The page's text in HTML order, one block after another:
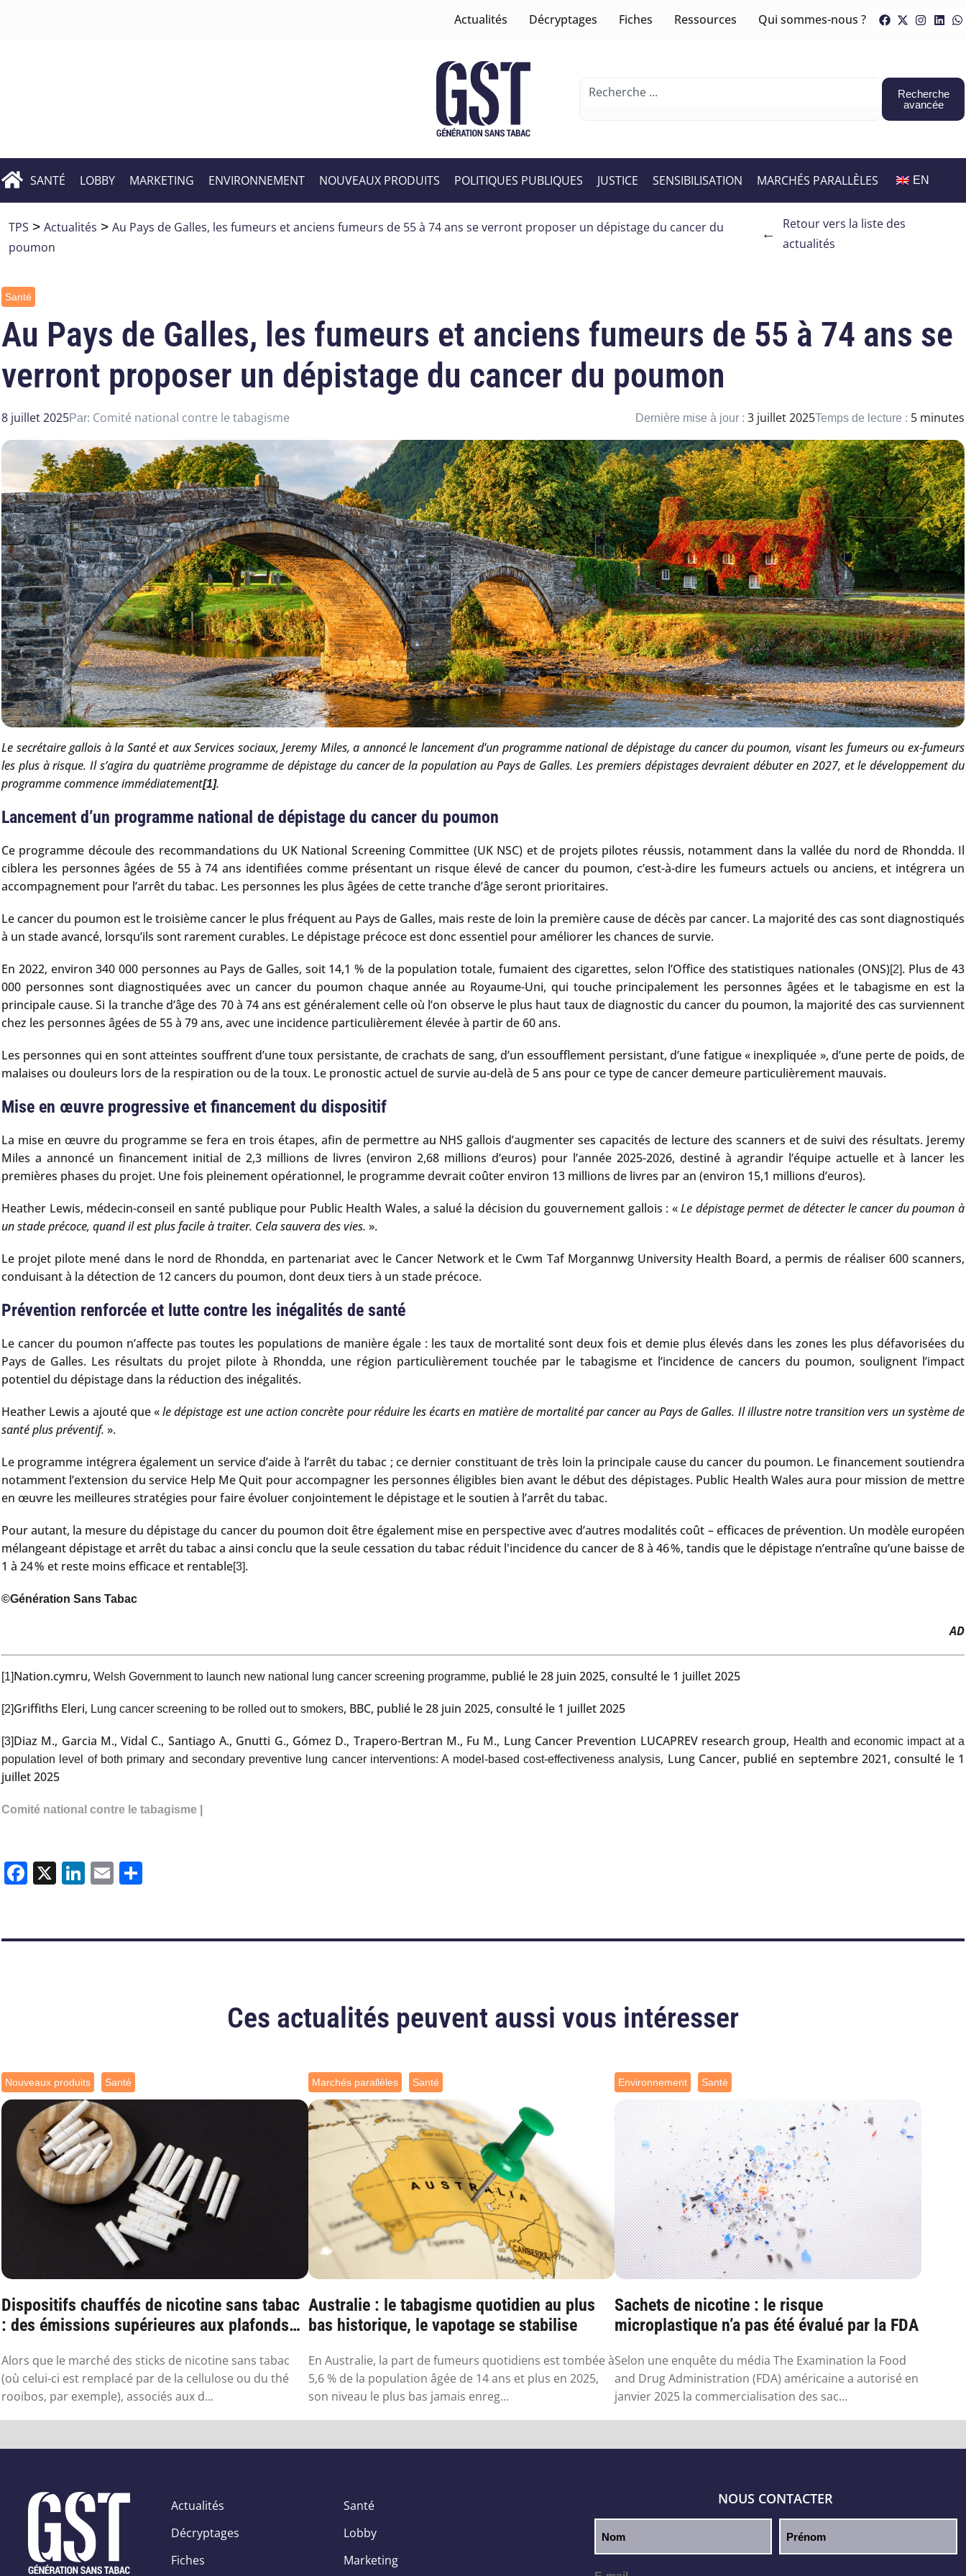
Actualités Décryptages Fiches Ressources Qui sommes-nous ?
Recherche
avancée
SANTÉ LOBBY MARKETING ENVIRONNEMENT NOUVEAUX PRODUITS POLITIQUES PUBLIQUES JUSTICE SENSIBILISATION MARCHÉS PARALLÈLES EN
TPS > Actualités > Au Pays de Galles, les fumeurs et anciens fumeurs de 55 à 74 ans se verront proposer un dépistage du cancer du
poumon
←
Retour vers la liste des
actualités
Santé
Au Pays de Galles, les fumeurs et anciens fumeurs de 55 à 74 ans se
verront proposer un dépistage du cancer du poumon
8 juillet 2025Par: Comité national contre le tabagisme Dernière mise à jour : 3 juillet 2025Temps de lecture : 5 minutes
Le secrétaire gallois à la Santé et aux Services sociaux, Jeremy Miles, a annoncé le lancement d’un programme national de dépistage du cancer du poumon, visant les fumeurs ou ex-fumeurs
les plus à risque. Il s’agira du quatrième programme de dépistage du cancer de la population au Pays de Galles. Les premiers dépistages devraient débuter en 2027, et le développement du
programme commence immédiatement[1].
Lancement d’un programme national de dépistage du cancer du poumon
Ce programme découle des recommandations du UK National Screening Committee (UK NSC) et de projets pilotes réussis, notamment dans la vallée du nord de Rhondda. Il
ciblera les personnes âgées de 55 à 74 ans identifiées comme présentant un risque élevé de cancer du poumon, c’est-à-dire les fumeurs actuels ou anciens, et intégrera un
accompagnement pour l’arrêt du tabac. Les personnes les plus âgées de cette tranche d’âge seront prioritaires.
Le cancer du poumon est le troisième cancer le plus fréquent au Pays de Galles, mais reste de loin la première cause de décès par cancer. La majorité des cas sont diagnostiqués
à un stade avancé, lorsqu’ils sont rarement curables. Le dépistage précoce est donc essentiel pour améliorer les chances de survie.
En 2022, environ 340 000 personnes au Pays de Galles, soit 14,1 % de la population totale, fumaient des cigarettes, selon l’Office des statistiques nationales (ONS)[2]. Plus de 43
000 personnes sont diagnostiquées avec un cancer du poumon chaque année au Royaume-Uni, qui touche principalement les personnes âgées et le tabagisme en est la
principale cause. Si la tranche d’âge des 70 à 74 ans est généralement celle où l’on observe le plus haut taux de diagnostic du cancer du poumon, la majorité des cas surviennent
chez les personnes âgées de 55 à 79 ans, avec une incidence particulièrement élevée à partir de 60 ans.
Les personnes qui en sont atteintes souffrent d’une toux persistante, de crachats de sang, d’un essoufflement persistant, d’une fatigue « inexpliquée », d’une perte de poids, de
malaises ou douleurs lors de la respiration ou de la toux. Le pronostic actuel de survie au-delà de 5 ans pour ce type de cancer demeure particulièrement mauvais.
Mise en œuvre progressive et financement du dispositif
La mise en œuvre du programme se fera en trois étapes, afin de permettre au NHS gallois d’augmenter ses capacités de lecture des scanners et de suivi des résultats. Jeremy
Miles a annoncé un financement initial de 2,3 millions de livres (environ 2,68 millions d’euros) pour l’année 2025-2026, destiné à agrandir l’équipe actuelle et à lancer les
premières phases du projet. Une fois pleinement opérationnel, le programme devrait coûter environ 13 millions de livres par an (environ 15,1 millions d’euros).
Heather Lewis, médecin-conseil en santé publique pour Public Health Wales, a salué la décision du gouvernement gallois : «Le dépistage permet de détecter le cancer du poumon à
un stade précoce, quand il est plus facile à traiter. Cela sauvera des vies. ».
Le projet pilote mené dans le nord de Rhondda, en partenariat avec le Cancer Network et le Cwm Taf Morgannwg University Health Board, a permis de réaliser 600 scanners,
conduisant à la détection de 12 cancers du poumon, dont deux tiers à un stade précoce.
Prévention renforcée et lutte contre les inégalités de santé
Le cancer du poumon n’affecte pas toutes les populations de manière égale : les taux de mortalité sont deux fois et demie plus élevés dans les zones les plus défavorisées du
Pays de Galles. Les résultats du projet pilote à Rhondda, une région particulièrement touchée par le tabagisme et l’incidence de cancers du poumon, soulignent l’impact
potentiel du dépistage dans la réduction des inégalités.
Heather Lewis a ajouté que «le dépistage est une action concrète pour réduire les écarts en matière de mortalité par cancer au Pays de Galles. Il illustre notre transition vers un système de
santé plus préventif. ».
Le programme intégrera également un service d’aide à l’arrêt du tabac ; ce dernier constituant de très loin la principale cause du cancer du poumon. Le financement soutiendra
notamment l’extension du service Help Me Quit pour accompagner les personnes éligibles bien avant le début des dépistages. Public Health Wales aura pour mission de mettre
en œuvre les meilleures stratégies pour faire évoluer conjointement le dépistage et le soutien à l’arrêt du tabac.
Pour autant, la mesure du dépistage du cancer du poumon doit être également mise en perspective avec d’autres modalités coût – efficaces de prévention. Un modèle européen
mélangeant dépistage et arrêt du tabac a ainsi conclu que la seule cessation du tabac réduit l'incidence du cancer de 8 à 46 %, tandis que le dépistage n’entraîne qu’une baisse de
1 à 24 % et reste moins efficace et rentable[3].
©Génération Sans Tabac
AD
[1]Nation.cymru, Welsh Government to launch new national lung cancer screening programme, publié le 28 juin 2025, consulté le 1 juillet 2025
[2]Griffiths Eleri, Lung cancer screening to be rolled out to smokers, BBC, publié le 28 juin 2025, consulté le 1 juillet 2025
[3]Diaz M., Garcia M., Vidal C., Santiago A., Gnutti G., Gómez D., Trapero-Bertran M., Fu M., Lung Cancer Prevention LUCAPREV research group, Health and economic impact at a
population level of both primary and secondary preventive lung cancer interventions: A model-based cost-effectiveness analysis, Lung Cancer, publié en septembre 2021, consulté le 1
juillet 2025
Comité national contre le tabagisme |
Facebook
X LinkedIn
Email
Ces actualités peuvent aussi vous intéresser
Nouveaux produits Santé
Dispositifs chauffés de nicotine sans tabac
: des émissions supérieures aux plafonds
Alors que le marché des sticks de nicotine sans tabac
(où celui-ci est remplacé par de la cellulose ou du thé
rooibos, par exemple), associés aux d...
Marchés parallèles Santé
Australie : le tabagisme quotidien au plus
bas historique, le vapotage se stabilise
En Australie, la part de fumeurs quotidiens est tombée à
5,6 % de la population âgée de 14 ans et plus en 2025,
son niveau le plus bas jamais enreg...
Environnement Santé
Sachets de nicotine : le risque
microplastique n’a pas été évalué par la FDA
Selon une enquête du média The Examination la Food
and Drug Administration (FDA) américaine a autorisé en
janvier 2025 la commercialisation des sac...
Actualités
Décryptages
Fiches
Santé
Lobby
Marketing
NOUS CONTACTER